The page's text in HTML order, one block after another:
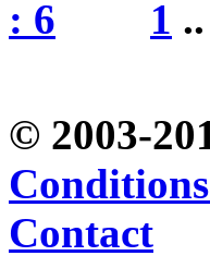
1 ..
© 2003-
Contact